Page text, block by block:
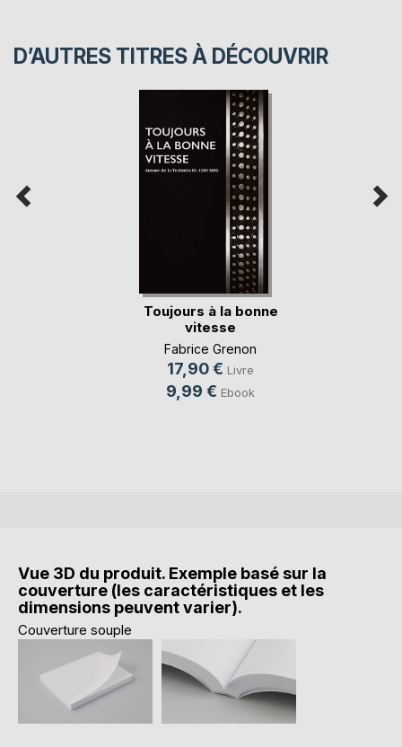
D’AUTRES TITRES À DÉCOUVRIR
Toujours à la bonne
vitesse
Fabrice Grenon
17,90 € Livre
9,99 € Ebook
Vue 3D du produit. Exemple basé sur la
couverture (les caractéristiques et les
dimensions peuvent varier).
Couverture souple